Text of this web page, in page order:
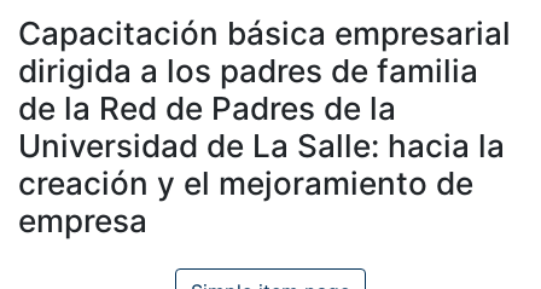
Capacitación básica empresarial
dirigida a los padres de familia
de la Red de Padres de la
Universidad de La Salle: hacia la
creación y el mejoramiento de
empresa